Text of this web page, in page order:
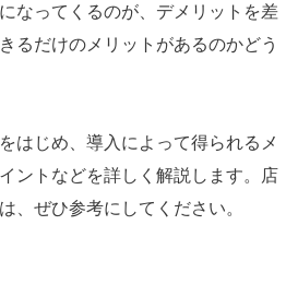
なってくるのが、デメリットを差
るだけのメリットがあるのかどう
はじめ、導入によって得られるメ
ントなどを詳しく解説します。店
、ぜひ参考にしてください。